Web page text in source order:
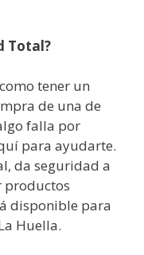
Total?
tener un
de una de
falla por
para ayudarte.
da seguridad a
productos
disponible para
Huella.